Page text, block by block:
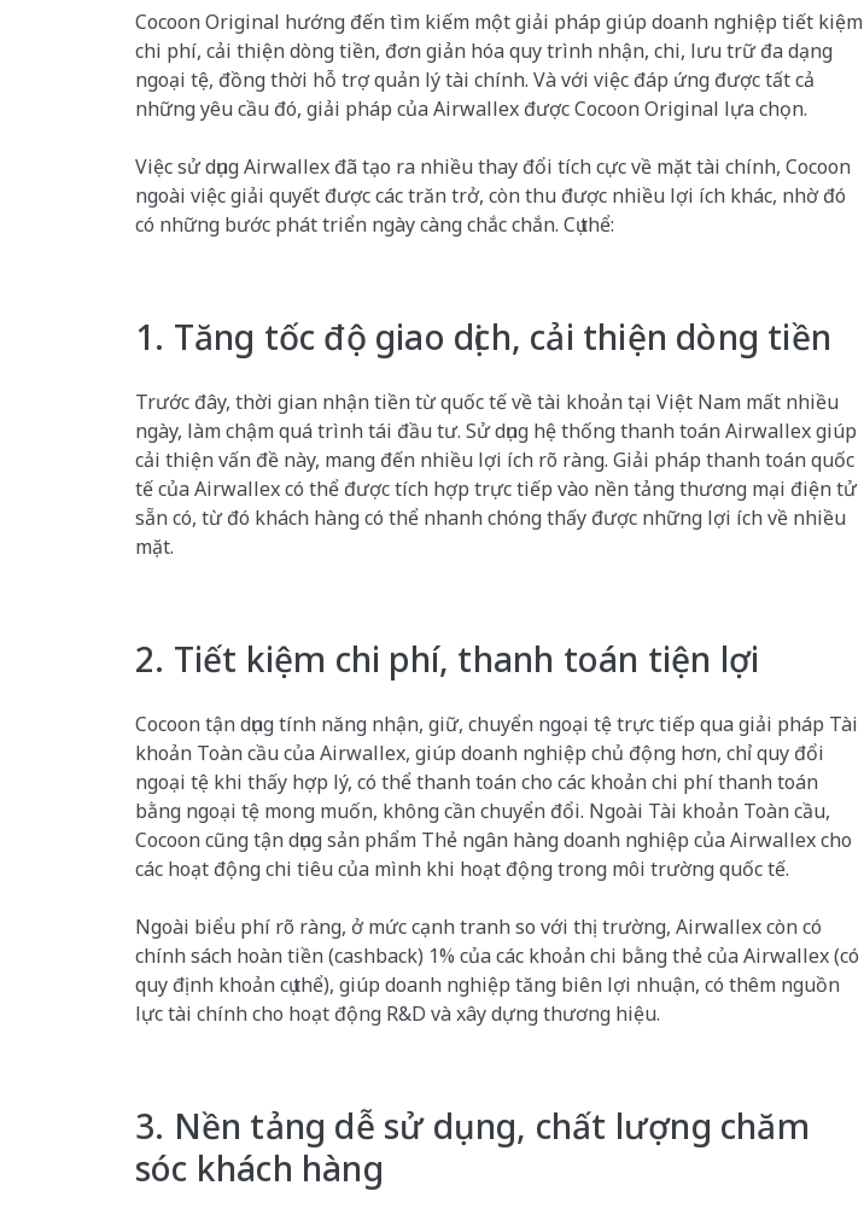
Cocoon Original hướng đến tìm kiếm một giải pháp giúp doanh nghiệp tiết kiệm
chi phí, cải thiện dòng tiền, đơn giản hóa quy trình nhận, chi, lưu trữ đa dạng
ngoại tệ, đồng thời hỗ trợ quản lý tài chính. Và với việc đáp ứng được tất cả
những yêu cầu đó, giải pháp của Airwallex được Cocoon Original lựa chọn.
Việc sử dụng Airwallex đã tạo ra nhiều thay đổi tích cực về mặt tài chính, Cocoon
ngoài việc giải quyết được các trăn trở, còn thu được nhiều lợi ích khác, nhờ đó
có những bước phát triển ngày càng chắc chắn. Cụ thể:
1. Tăng tốc độ giao dịch, cải thiện dòng tiền
Trước đây, thời gian nhận tiền từ quốc tế về tài khoản tại Việt Nam mất nhiều
ngày, làm chậm quá trình tái đầu tư. Sử dụng hệ thống thanh toán Airwallex giúp
cải thiện vấn đề này, mang đến nhiều lợi ích rõ ràng. Giải pháp thanh toán quốc
tế của Airwallex có thể được tích hợp trực tiếp vào nền tảng thương mại điện tử
sẵn có, từ đó khách hàng có thể nhanh chóng thấy được những lợi ích về nhiều
mặt.
2. Tiết kiệm chi phí, thanh toán tiện lợi
Cocoon tận dụng tính năng nhận, giữ, chuyển ngoại tệ trực tiếp qua giải pháp Tài
khoản Toàn cầu của Airwallex, giúp doanh nghiệp chủ động hơn, chỉ quy đổi
ngoại tệ khi thấy hợp lý, có thể thanh toán cho các khoản chi phí thanh toán
bằng ngoại tệ mong muốn, không cần chuyển đổi. Ngoài Tài khoản Toàn cầu,
Cocoon cũng tận dụng sản phẩm Thẻ ngân hàng doanh nghiệp của Airwallex cho
các hoạt động chi tiêu của mình khi hoạt động trong môi trường quốc tế.
Ngoài biểu phí rõ ràng, ở mức cạnh tranh so với thị trường, Airwallex còn có
chính sách hoàn tiền (cashback) 1% của các khoản chi bằng thẻ của Airwallex (có
quy định khoản cụ thể), giúp doanh nghiệp tăng biên lợi nhuận, có thêm nguồn
lực tài chính cho hoạt động R&D và xây dựng thương hiệu.
3. Nền tảng dễ sử dụng, chất lượng chăm
sóc khách hàng